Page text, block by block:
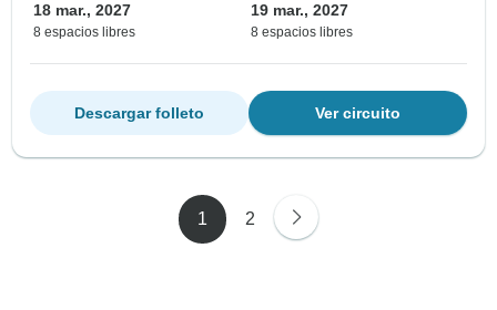
18 mar., 2027
8 espacios libres
19 mar., 2027
8 espacios libres
Ver circuito
Descargar folleto
1 2